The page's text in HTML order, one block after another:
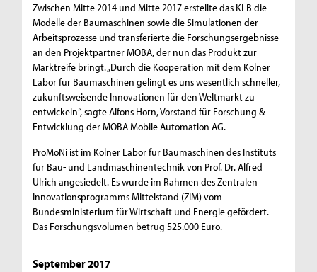
Zwischen Mitte 2014 und Mitte 2017 erstellte das KLB die
Modelle der Baumaschinen sowie die Simulationen der
Arbeitsprozesse und transferierte die Forschungsergebnisse
an den Projektpartner MOBA, der nun das Produkt zur
Marktreife bringt. „Durch die Kooperation mit dem Kölner
Labor für Baumaschinen gelingt es uns wesentlich schneller,
zukunftsweisende Innovationen für den Weltmarkt zu
entwickeln“, sagte Alfons Horn, Vorstand für Forschung &
Entwicklung der MOBA Mobile Automation AG.
ProMoNi ist im Kölner Labor für Baumaschinen des Instituts
für Bau- und Landmaschinentechnik von Prof. Dr. Alfred
Ulrich angesiedelt. Es wurde im Rahmen des Zentralen
Innovationsprogramms Mittelstand (ZIM) vom
Bundesministerium für Wirtschaft und Energie gefördert.
Das Forschungsvolumen betrug 525.000 Euro.
September 2017